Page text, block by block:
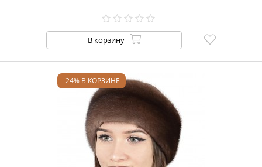
В корзину
-24% В КОРЗИНЕ